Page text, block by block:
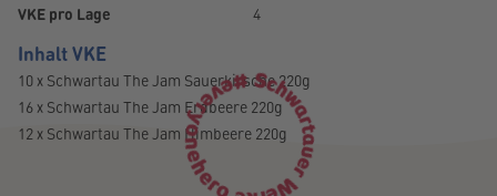
VKE pro Lage
4
Inhalt VKE
10 x Schwartau The Jam Sauerkirsche 220g
16 x Schwartau The Jam Erdbeere 220g
12 x Schwartau The Jam Himbeere 220g
10 x Schwartau The Jam Aprikose 220g